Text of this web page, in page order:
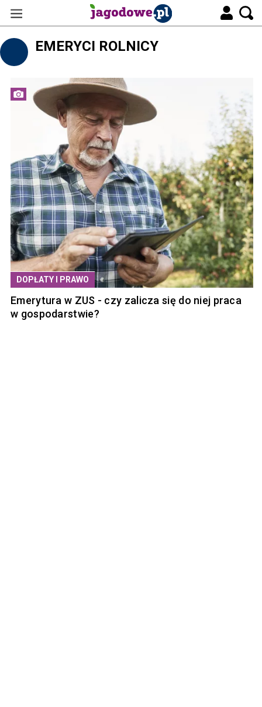
EMERYCI ROLNICY
DOPŁATY I PRAWO
Emerytura w ZUS - czy zalicza się do niej praca
w gospodarstwie?